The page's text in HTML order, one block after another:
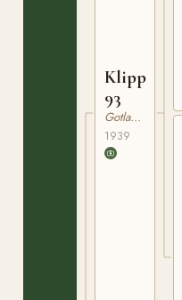
Klipp
93
Gotlandsruss
1939